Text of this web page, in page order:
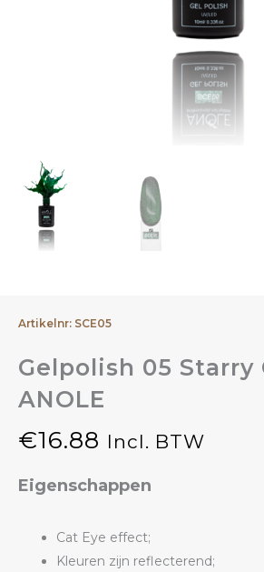
Artikelnr: SCE05
Gelpolish 05 Starry
ANOLE
€16.88 Incl. BTW
Eigenschappen
Cat Eye effect;
Kleuren zijn reflecterend;